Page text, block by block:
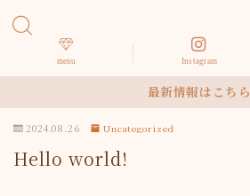
MENU
サロン紹介
menu Instagram
最新情報はこちら
2024.08.26 Uncategorized
Hello world!